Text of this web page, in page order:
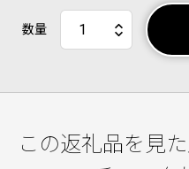
数量
この返礼品を見